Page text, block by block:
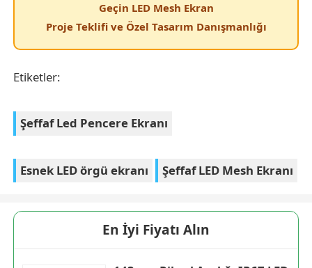
Geçin LED Mesh Ekran
Proje Teklifi ve Özel Tasarım Danışmanlığı
Etiketler:
Şeffaf Led Pencere Ekranı
Esnek LED örgü ekranı Şeffaf LED Mesh Ekranı
En İyi Fiyatı Alın